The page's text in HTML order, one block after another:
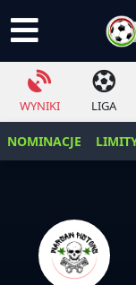
WYNIKI LIGA
NOMINACJE